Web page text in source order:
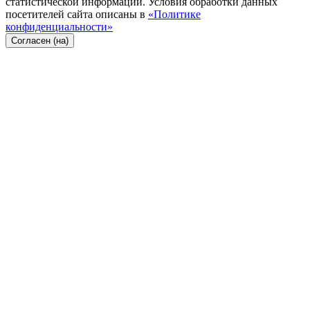
посетителей сайта описаны в «Политике
конфиденциальности»
Согласен (на)